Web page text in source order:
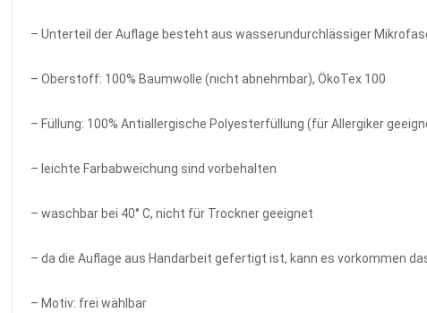
– Unterteil der Auflage besteht aus wasserundurchlässiger
– Oberstoff: 100% Baumwolle (nicht abnehmbar), ÖkoTex 100
– Füllung: 100% Antiallergische Polyesterfüllung (für Allergiker
– leichte Farbabweichung sind vorbehalten
– waschbar bei 40° C, nicht für Trockner geeignet
– da die Auflage aus Handarbeit gefertigt ist, kann es vorkommen
– Motiv: frei wählbar